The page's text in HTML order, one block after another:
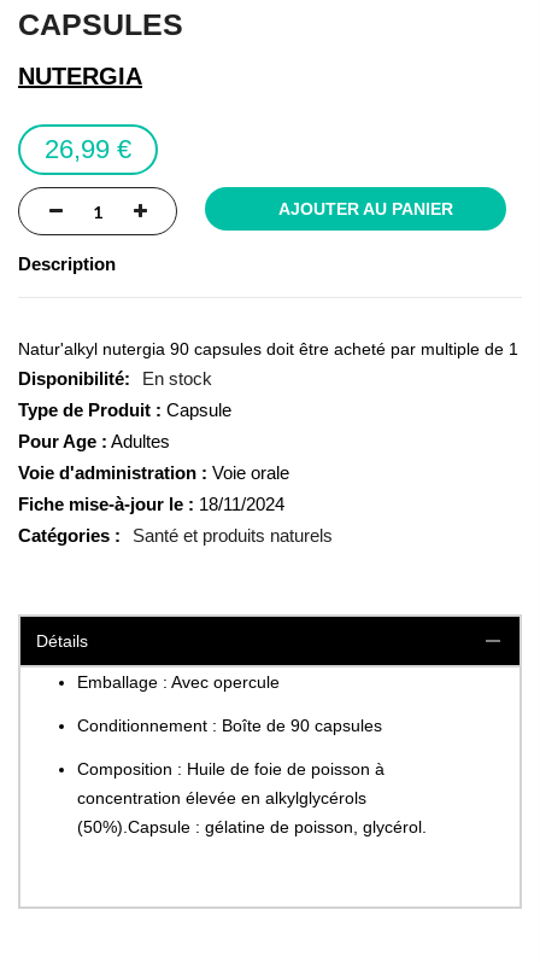
beginning
of
images
gallery
CAPSULES
NUTERGIA
26,99 €
AJOUTER AU PANIER
Description
Natur'alkyl nutergia 90 capsules doit être acheté par multiple de 1
En stock
Type de Produit : Capsule
Pour Age : Adultes
Voie d'administration : Voie orale
Fiche mise-à-jour le : 18/11/2024
Catégories :
Santé et produits naturels
Détails
Emballage : Avec opercule
Conditionnement : Boîte de 90 capsules
Composition : Huile de foie de poisson à
concentration élevée en alkylglycérols
(50%).Capsule : gélatine de poisson, glycérol.